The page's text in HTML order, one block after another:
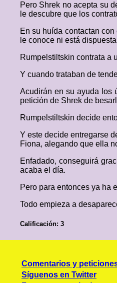
Pero Shrek no acepta su
le descubre que los
En su huída contactan
le conoce ni está
Rumpelstiltskin contrata a
Y cuando trataban de
Acudirán en su ayuda los
petición de Shrek de
Rumpelstiltskin decide
Y este decide entregarse
Fiona, alegando que ella
Enfadado, conseguirá
acaba el día.
Pero para entonces ya ha
Todo empieza a
Calificación: 3
Comentarios y
Síguenos en Twitter